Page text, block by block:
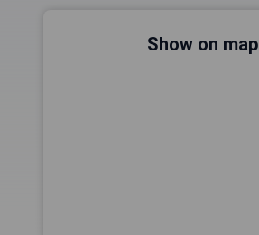
Show on map